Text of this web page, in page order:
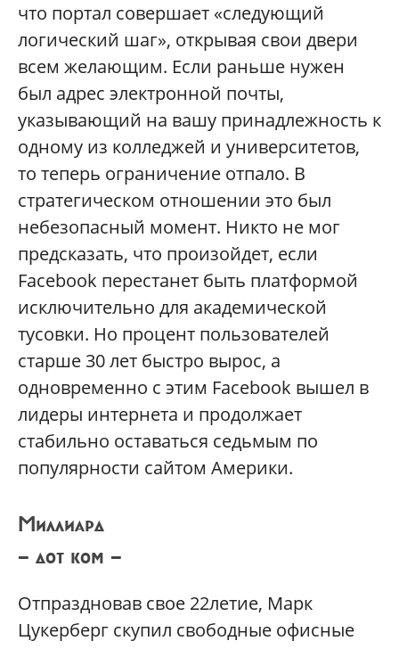
что портал совершает «следующий
логический шаг», открывая свои двери
всем желающим. Если раньше нужен
был адрес электронной почты,
указывающий на вашу принадлежность к
одному из колледжей и университетов,
то теперь ограничение отпало. В
стратегическом отношении это был
небезопасный момент. Никто не мог
предсказать, что произойдет, если
Facebook перестанет быть платформой
исключительно для академической
тусовки. Но процент пользователей
старше 30 лет быстро вырос, а
одновременно с этим Facebook вышел в
лидеры интернета и продолжает
стабильно оставаться седьмым по
популярности сайтом Америки.
Миллиард
— дот ком —
Отпраздновав свое 22летие, Марк
Цукерберг скупил свободные офисные